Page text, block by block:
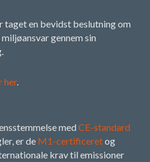
en bevidst beslutning om
gennem sin
her.
med CE-standard
er de M1-certificeretog
krav til emissioner